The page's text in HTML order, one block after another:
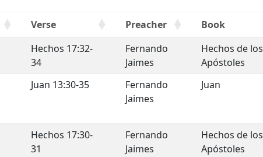
Verse
Preacher Book
Hechos 17:32-
34
Fernando
Jaimes
Hechos de los
Apóstoles
Juan 13:30-35
Fernando
Jaimes
Juan
Hechos 17:30-
31
Fernando
Jaimes
Hechos de los
Apóstoles